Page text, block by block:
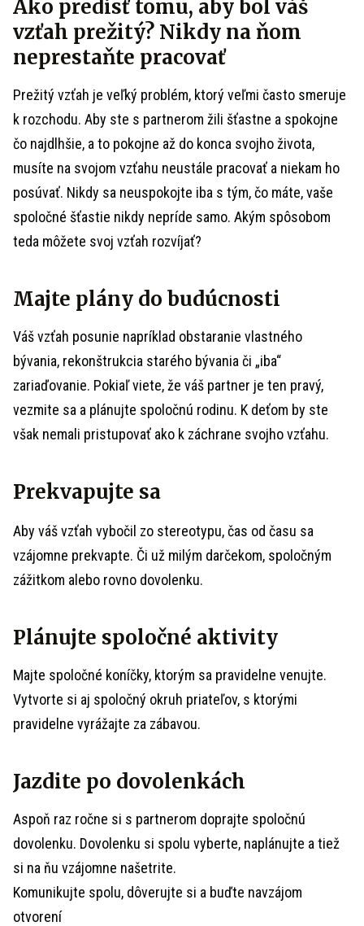
Ako predísť tomu, aby bol váš
vzťah prežitý? Nikdy na ňom
neprestaňte pracovať
Prežitý vzťah je veľký problém, ktorý veľmi často smeruje
k rozchodu. Aby ste s partnerom žili šťastne a spokojne
čo najdlhšie, a to pokojne až do konca svojho života,
musíte na svojom vzťahu neustále pracovať a niekam ho
posúvať. Nikdy sa neuspokojte iba s tým, čo máte, vaše
spoločné šťastie nikdy nepríde samo. Akým spôsobom
teda môžete svoj vzťah rozvíjať?
Majte plány do budúcnosti
Váš vzťah posunie napríklad obstaranie vlastného
bývania, rekonštrukcia starého bývania či „iba“
zariaďovanie. Pokiaľ viete, že váš partner je ten pravý,
vezmite sa a plánujte spoločnú rodinu. K deťom by ste
však nemali pristupovať ako k záchrane svojho vzťahu.
Prekvapujte sa
Aby váš vzťah vybočil zo stereotypu, čas od času sa
vzájomne prekvapte. Či už milým darčekom, spoločným
zážitkom alebo rovno dovolenku.
Plánujte spoločné aktivity
Majte spoločné koníčky, ktorým sa pravidelne venujte.
Vytvorte si aj spoločný okruh priateľov, s ktorými
pravidelne vyrážajte za zábavou.
Jazdite po dovolenkách
Aspoň raz ročne si s partnerom doprajte spoločnú
dovolenku. Dovolenku si spolu vyberte, naplánujte a tiež
si na ňu vzájomne našetrite.
Komunikujte spolu, dôverujte si a buďte navzájom
otvorení